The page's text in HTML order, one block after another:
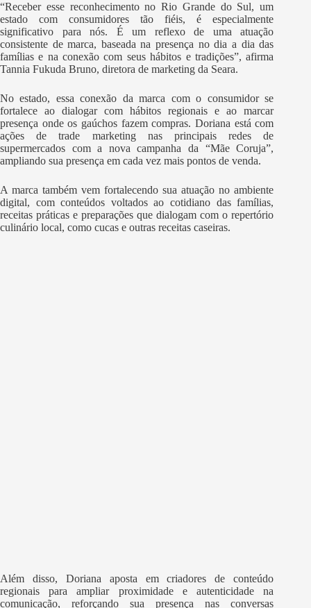
“Receber esse reconhecimento no Rio Grande do Sul, um
estado com consumidores tão fiéis, é especialmente
significativo para nós. É um reflexo de uma atuação
consistente de marca, baseada na presença no dia a dia das
famílias e na conexão com seus hábitos e tradições”, afirma
Tannia Fukuda Bruno, diretora de marketing da Seara.
No estado, essa conexão da marca com o consumidor se
fortalece ao dialogar com hábitos regionais e ao marcar
presença onde os gaúchos fazem compras. Doriana está com
ações de trade marketing nas principais redes de
supermercados com a nova campanha da “Mãe Coruja”,
ampliando sua presença em cada vez mais pontos de venda.
A marca também vem fortalecendo sua atuação no ambiente
digital, com conteúdos voltados ao cotidiano das famílias,
receitas práticas e preparações que dialogam com o repertório
culinário local, como cucas e outras receitas caseiras.
Além disso, Doriana aposta em criadores de conteúdo
regionais para ampliar proximidade e autenticidade na
comunicação, reforçando sua presença nas conversas